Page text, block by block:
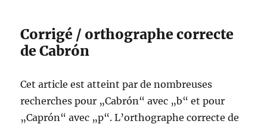
Corrigé / orthographe correcte
de Cabrón
Cet article est atteint par de nombreuses
recherches pour „Cabrón“ avec „b“ et pour
„Caprón“ avec „p“. L’orthographe correcte de